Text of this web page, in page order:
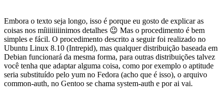
Embora o texto seja longo, isso é porque eu gosto de explicar as
coisas nos míiiiiiiiinimos detalhes 😉 Mas o procedimento é bem
simples e fácil. O procedimento descrito a seguir foi realizado no
Ubuntu Linux 8.10 (Intrepid), mas qualquer distribuição baseada em
Debian funcionará da mesma forma, para outras distribuições talvez
você tenha que adaptar alguma coisa, como por exemplo o aptitude
seria substituído pelo yum no Fedora (acho que é isso), o arquivo
common-auth, no Gentoo se chama system-auth e por ai vai.